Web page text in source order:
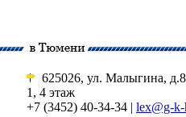
625026, ул. Малыгина,
1, 4 этаж
+7 (3452) 40-34-34 | lex@g-